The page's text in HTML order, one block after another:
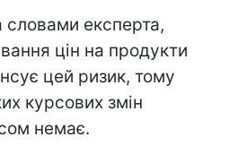
словами експерта,
цін на продукти
цей ризик, тому
курсових змін
немає.